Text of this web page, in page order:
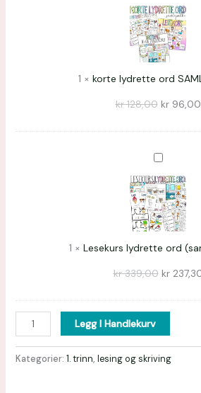
lydrette
ord
1 × korte lydrette ord
kr128,00 kr96,00
Lesekurs
lydrette
ord
1 × Lesekurs lydrette ord
kr339,00 kr
Legg I Handlekurv
Kategorier: 1. trinn, lesing og skriving